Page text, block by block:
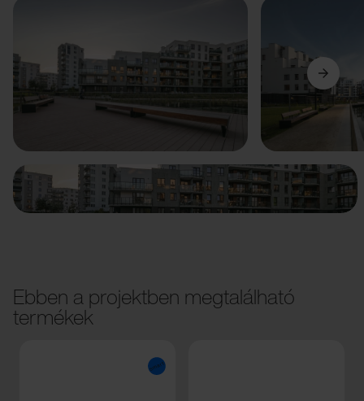
Előző Következő
Ebben a projektben megtalálható
termékek